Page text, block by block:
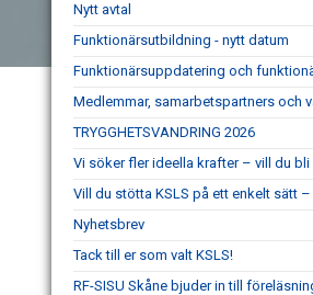
Nytt avtal
Funktionärsutbildning - nytt datum
Funktionärsuppdatering och
Medlemmar, samarbetspartners och
TRYGGHETSVANDRING 2026
Vi söker fler ideella krafter – vill du
Vill du stötta KSLS på ett enkelt sätt
Nyhetsbrev
Tack till er som valt KSLS!
RF-SISU Skåne bjuder in till